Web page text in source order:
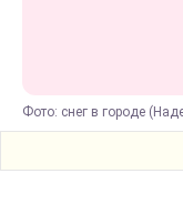
Фото: снег в городе